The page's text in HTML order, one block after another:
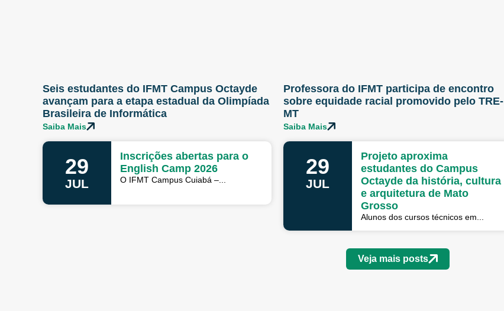
Seis estudantes do IFMT Campus Octayde
avançam para a etapa estadual da Olimpíada
Brasileira de Informática
Saiba Mais
Professora do IFMT participa de encontro
sobre equidade racial promovido pelo TRE-
MT
Saiba Mais
29
JUL
Inscrições abertas para o
English Camp 2026
O IFMT Campus Cuiabá –...
29
JUL
Projeto aproxima
estudantes do Campus
Octayde da história, cultura
e arquitetura de Mato
Grosso
Alunos dos cursos técnicos em...
Veja mais posts